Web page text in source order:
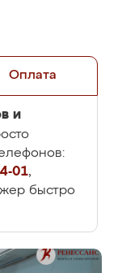
Оплата
и
01,
быстро